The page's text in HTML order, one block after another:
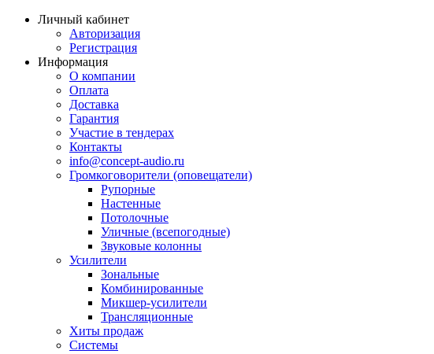
Личный кабинет
Авторизация
Регистрация
Информация
О компании
Оплата
Доставка
Гарантия
Участие в тендерах
Контакты
info@concept-audio.ru
Громкоговорители (оповещатели)
Рупорные
Настенные
Потолочные
Уличные (всепогодные)
Звуковые колонны
Усилители
Зональные
Комбинированные
Микшер-усилители
Трансляционные
Хиты продаж
Системы